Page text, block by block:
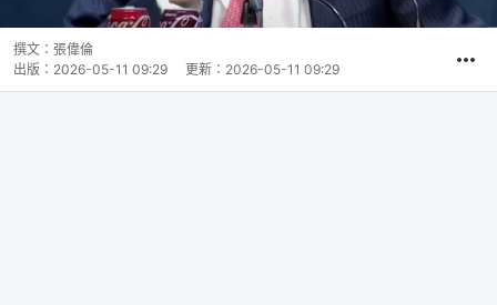
撰文： 張偉倫
出版： 2026-05-11 09:29 更新： 2026-05-11 09:29